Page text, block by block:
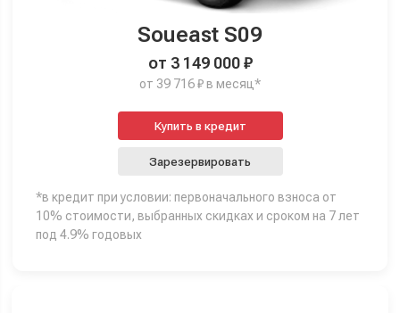
Soueast S09
от 3 149 000 ₽
от 39 716 ₽ в месяц*
Купить в кредит
Зарезервировать
*в кредит при условии: первоначального взноса от
10% стоимости, выбранных скидках и сроком на 7 лет
под 4.9% годовых